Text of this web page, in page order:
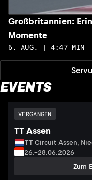
Großbritannien:
Momente
6. AUG. | 4:47 MIN
EVENTS
VERGANGEN
TT Assen
TT Circuit Assen,
26.–28.06.2026
Zum